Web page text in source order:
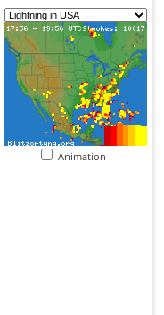
Animation